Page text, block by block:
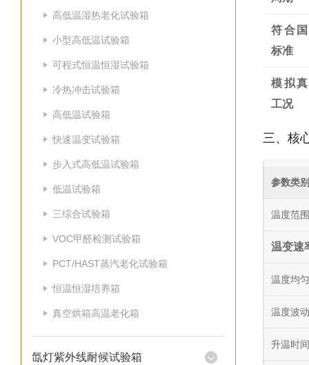
高低温湿热老化试验箱
小型高低温试验箱
可程式恒温恒湿试验箱
冷热冲击试验箱
高低温试验箱
快速温变试验箱
步入式高低温试验箱
低温试验箱
三综合试验箱
VOC甲醛检测试验箱
PCT/HAST蒸汽老化试验箱
恒温恒湿培养箱
真空烘箱高温老化箱
氙灯紫外线耐候试验箱
符合
标准
模拟
工况
三、核
参数类别
温度范围
温变速
温度均
温度波
升温时间